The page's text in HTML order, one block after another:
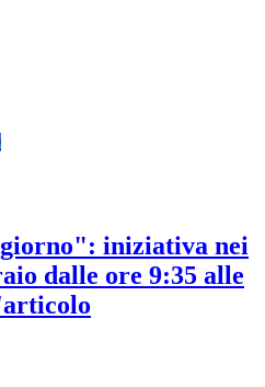
iniziativa nei
dalle ore 9:35 alle